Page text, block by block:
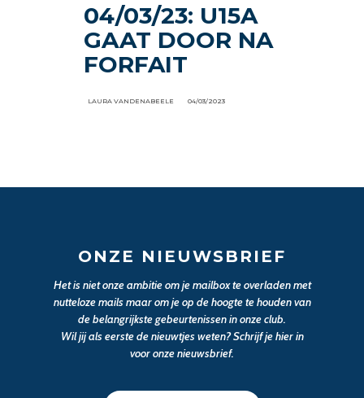
04/03/23: U15A
GAAT DOOR NA
FORFAIT
LAURA VANDENABEELE 04/03/2023
ONZE NIEUWSBRIEF
Het is niet onze ambitie om je mailbox te overladen met
nutteloze mails maar om je op de hoogte te houden van
de belangrijkste gebeurtenissen in onze club.
Wil jij als eerste de nieuwtjes weten? Schrijf je hier in
voor onze nieuwsbrief.